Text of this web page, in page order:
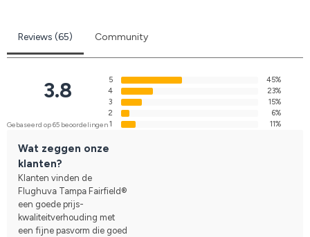
Reviews (65) Community
3.8
Gebaseerd op 65 beoordelingen
5
45%
4
23%
3
15%
2
6%
1
11%
Wat zeggen onze
klanten?
Klanten vinden de
Flughuva Tampa Fairfield®
een goede prijs-
kwaliteitverhouding met
een fijne pasvorm die goed